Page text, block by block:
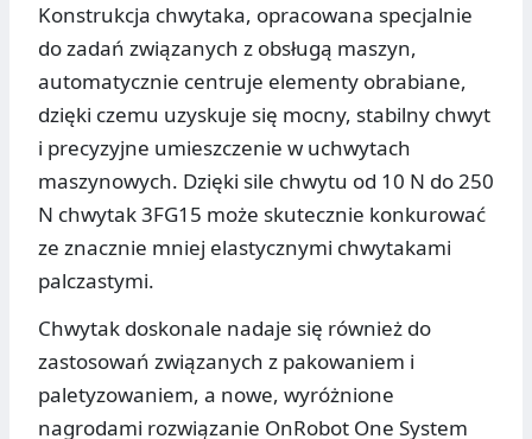
Konstrukcja chwytaka, opracowana specjalnie
do zadań związanych z obsługą maszyn,
automatycznie centruje elementy obrabiane,
dzięki czemu uzyskuje się mocny, stabilny chwyt
i precyzyjne umieszczenie w uchwytach
maszynowych. Dzięki sile chwytu od 10 N do 250
N chwytak 3FG15 może skutecznie konkurować
ze znacznie mniej elastycznymi chwytakami
palczastymi.
Chwytak doskonale nadaje się również do
zastosowań związanych z pakowaniem i
paletyzowaniem, a nowe, wyróżnione
nagrodami rozwiązanie OnRobot One System